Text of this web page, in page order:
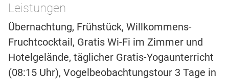
Leistungen
Übernachtung, Frühstück, Willkommens-
Fruchtcocktail, Gratis Wi-Fi im Zimmer und
Hotelgelände, täglicher Gratis-Yogaunterricht
(08:15 Uhr), Vogelbeobachtungstour 3 Tage in